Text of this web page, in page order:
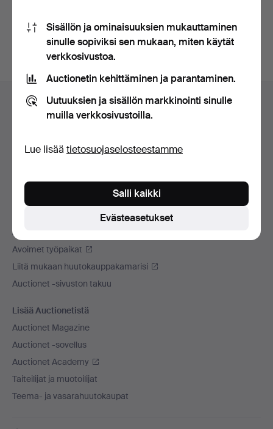
Apua ja yhteystiedot
Ota yhteyttä tekniseen tukeen
Maksuvaihtoehdot
Sosiaaliset mediat
Auctionet -sivustosta
Avoimet työpaikat
Liitä mukaan huutokauppakamarisi
Auctionet -sivuston takuu
Lisää Auctionetistä
Auctionet Magazine
Auctionet -sovellus
Auctionet Academy
Taiteilijat ja muotoilijat
Teema- ja vasarahuutokaupat
Sisällön ja ominaisuuksien mukauttaminen
sinulle sopiviksi sen mukaan, miten käytät
verkkosivustoa.
Auctionetin kehittäminen ja parantaminen.
Uutuuksien ja sisällön markkinointi sinulle
muilla verkkosivustoilla.
Lue lisää tietosuojaselosteestamme
Evästeasetukset
Salli kaikki